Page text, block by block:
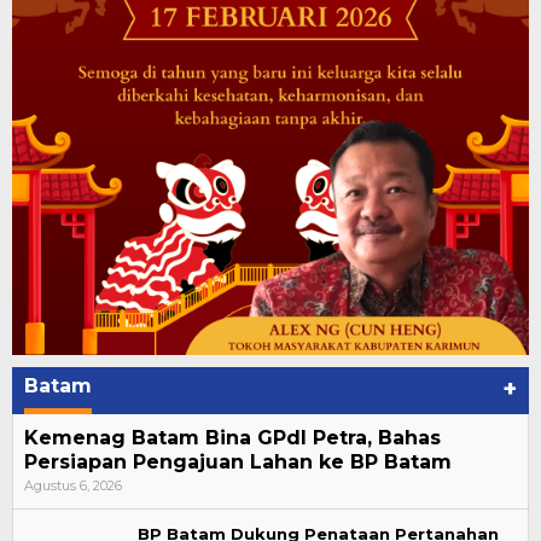
Batam +
Kemenag Batam Bina GPdI Petra, Bahas
Persiapan Pengajuan Lahan ke BP Batam
Agustus 6, 2026
BP Batam Dukung Penataan Pertanahan